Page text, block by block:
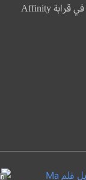
في قرابة Affinity